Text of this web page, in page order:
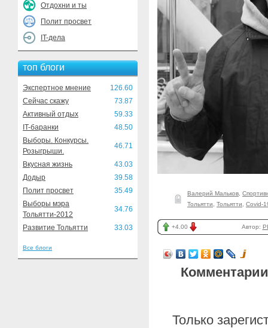
Отдохни и ты
Полит просвет
IT-дела
топ блоги
Экспертное мнение
126.60
Сейчас скажу
73.87
Активный отдых
59.33
IT-баранки
48.50
Выборы. Конкурсы.
Розыгрыши.
46.71
Вкусная жизнь
43.03
Додыр
39.58
Полит просвет
35.49
Выборы мэра
Тольятти-2012
34.76
Развитие Тольятти 33.03
Все блоги
Валерий Мальков
Тольятти
Тольятти Covid-
+4.00 Автор:
Только